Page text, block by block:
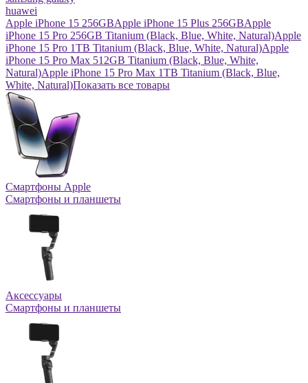
huawei
Apple iPhone 15 256GBApple iPhone 15 Plus 256GBApple
iPhone 15 Pro 256GB Titanium (Black, Blue, White, Natural)Apple
iPhone 15 Pro 1TB Titanium (Black, Blue, White, Natural)Apple
iPhone 15 Pro Max 512GB Titanium (Black, Blue, White,
Natural)Apple iPhone 15 Pro Max 1TB Titanium (Black, Blue,
White, Natural)Показать все товары
Смартфоны Apple
Смартфоны и планшеты
Аксессуары
Смартфоны и планшеты